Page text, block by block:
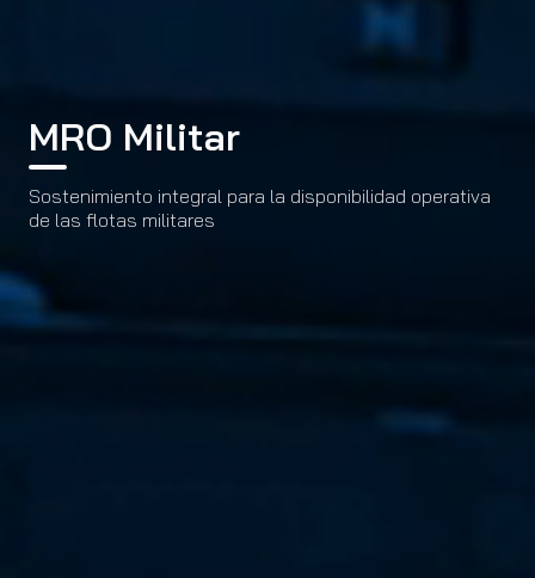
MRO Militar
Sostenimiento integral para la disponibilidad operativa
de las flotas militares